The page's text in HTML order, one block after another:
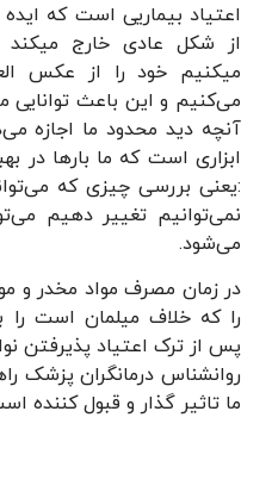
اعتیاد بیماریی است که
از شکل عادی خارج میکند
میکنیم خود را از عکس
می‌کنیم و این باعث توانایی
آنچه دید محدود ما اجازه
ابزاری است که ما بارها در
:یعنی بررسی چیزی که
نمی‌توانیم تغییر دهیم
می‌شود.
در زمان مصرف مواد مخدر و
را که خلاف میلمان است
پس از ترک اعتیاد پذیرفتن
روانشناس درمانگران پزشک
ما تاثیر گذار و قبول کننده